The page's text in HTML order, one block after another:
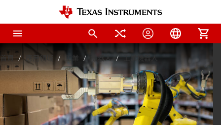
首頁 應用領域 工業 機器人 工業機器人